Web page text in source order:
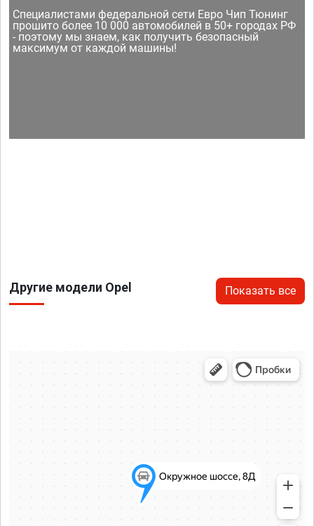
Специалистами федеральной сети Евро Чип Тюнинг
прошито более 10 000 автомобилей в 50+ городах РФ
- поэтому мы знаем, как получить безопасный
максимум от каждой машины!
Другие модели Opel Показать все